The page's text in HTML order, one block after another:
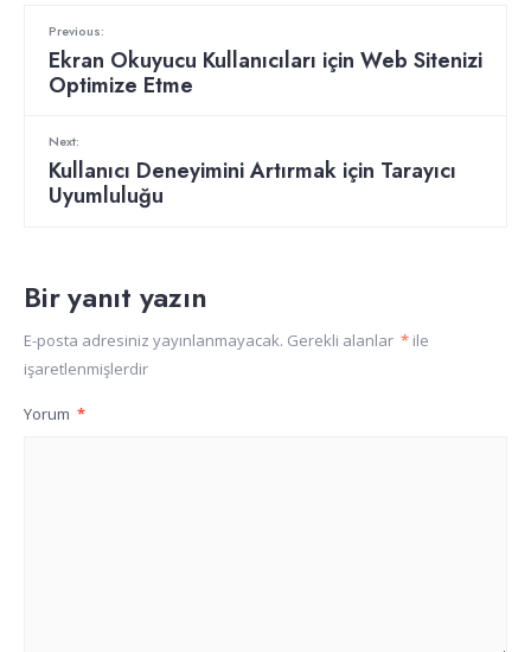
Previous:
Ekran Okuyucu Kullanıcıları için Web Sitenizi
Optimize Etme
Next:
Kullanıcı Deneyimini Artırmak için Tarayıcı
Uyumluluğu
Bir yanıt yazın
E-posta adresiniz yayınlanmayacak. Gerekli alanlar * ile
işaretlenmişlerdir
Yorum *